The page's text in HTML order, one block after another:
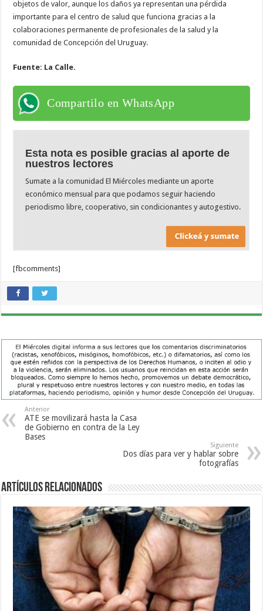
objetos de valor, aunque los daños ya representan una pérdida
importante para el centro de salud que funciona gracias a la
colaboraciones permanente de profesionales de la salud y la
comunidad de Concepción del Uruguay.
Fuente: La Calle.
Compartilo en WhatsApp
Esta nota es posible gracias al aporte de
nuestros lectores
Sumate a la comunidad El Miércoles mediante un aporte
económico mensual para que podamos seguir haciendo
periodismo libre, cooperativo, sin condicionantes y autogestivo.
[fbcomments]
Anterior
ATE se movilizará hasta la Casa
de Gobierno en contra de la Ley
Bases
Siguiente
Dos días para ver y hablar sobre
fotografías
Artículos Relacionados